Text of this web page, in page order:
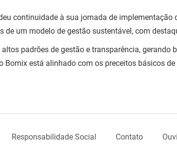
continuidade à sua jornada de implementação
um modelo de gestão sustentável, com
padrões de gestão e transparência,
está alinhado com os preceitos básicos
Responsabilidade Social Contato